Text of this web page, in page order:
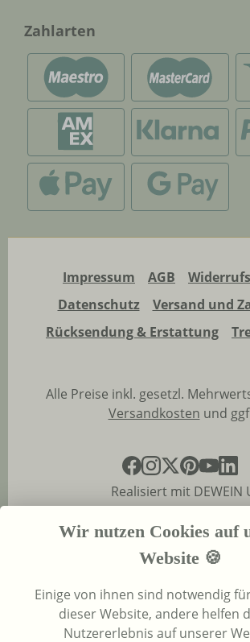
Zahlarten
Impressum AGB
Datenschutz
Versand und
Rücksendung & Erstattung
Alle Preise inkl. gesetzl.
Versandkosten und
Realisiert mit DEWEIN
Wir nutzen Cookies auf
Website 🍪
Einige von ihnen sind notwendig
dieser Website, andere helfen
Nutzererlebnis auf unserer